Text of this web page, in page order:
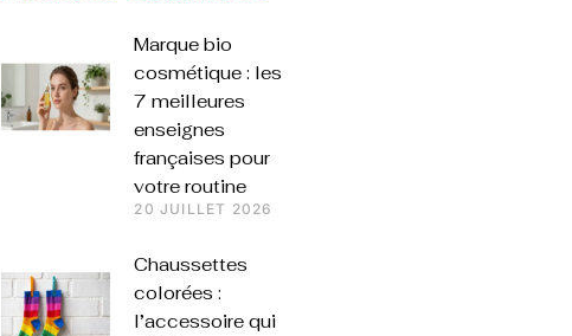
Marque bio
cosmétique : les
7 meilleures
enseignes
françaises pour
votre routine
20 JUILLET 2026
Chaussettes
colorées :
l’accessoire qui